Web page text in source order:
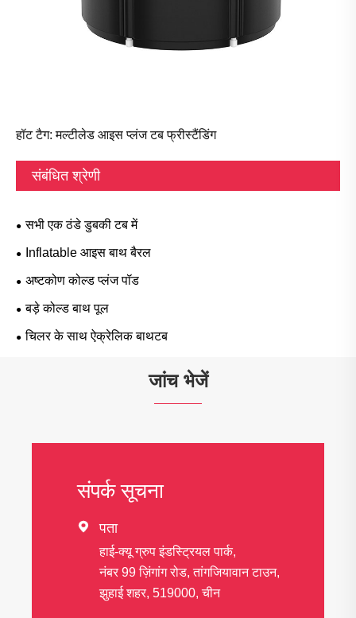
हॉट टैग: मल्टीलेड आइस प्लंज टब फ्रीस्टैंडिंग
संबंधित श्रेणी
सभी एक ठंडे डुबकी टब में
Inflatable आइस बाथ बैरल
अष्टकोण कोल्ड प्लंज पॉड
बड़े कोल्ड बाथ पूल
चिलर के साथ ऐक्रेलिक बाथटब
जांच भेजें
संपर्क सूचना
 पता
हाई-क्यू ग्रुप इंडस्ट्रियल पार्क,
नंबर 99 ज़िंगांग रोड, तांगजियावान टाउन,
झुहाई शहर, 519000, चीन